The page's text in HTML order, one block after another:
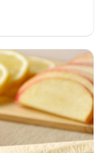
/ DETTAGLI